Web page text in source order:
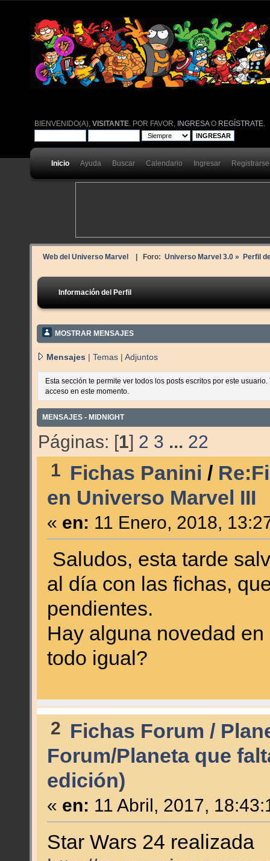
BIENVENIDO(A),VISITANTE . POR FAVOR, INGRESAO REGÍSTRATE
Inicio Ayuda Buscar Calendario Ingresar Registrarse
Web del Universo Marvel | Foro: Universo Marvel 3.0» Perfil
Información del Perfil
MOSTRAR MENSAJES
Mensajes | Temas | Adjuntos
Esta sección te permite ver todos los posts escritos por este
acceso en este momento.
MENSAJES - MIDNIGHT
Páginas: [1] 2 3 ... 22
1 Fichas Panini /
en Universo Marvel III
« en: 11 Enero, 2018,
Saludos, esta tarde
al día con las fichas,
pendientes.
Hay alguna novedad
todo igual?
2 Fichas Forum /
Forum/Planeta que
edición)
« en: 11 Abril, 2017,
Star Wars 24 realizada